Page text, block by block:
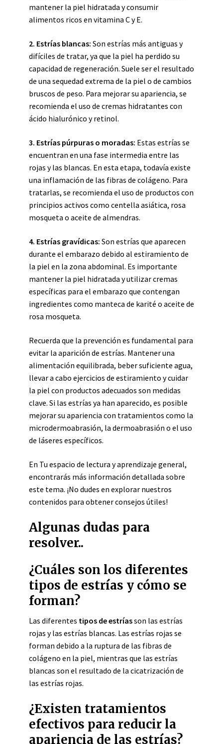
mantener la piel hidratada y consumir
alimentos ricos en vitamina C y E.
2. Estrías blancas: Son estrías más antiguas y
difíciles de tratar, ya que la piel ha perdido su
capacidad de regeneración. Suele ser el resultado
de una sequedad extrema de la piel o de cambios
bruscos de peso. Para mejorar su apariencia, se
recomienda el uso de cremas hidratantes con
ácido hialurónico y retinol.
3. Estrías púrpuras o moradas: Estas estrías se
encuentran en una fase intermedia entre las
rojas y las blancas. En esta etapa, todavía existe
una inflamación de las fibras de colágeno. Para
tratarlas, se recomienda el uso de productos con
principios activos como centella asiática, rosa
mosqueta o aceite de almendras.
4. Estrías gravídicas: Son estrías que aparecen
durante el embarazo debido al estiramiento de
la piel en la zona abdominal. Es importante
mantener la piel hidratada y utilizar cremas
específicas para el embarazo que contengan
ingredientes como manteca de karité o aceite de
rosa mosqueta.
Recuerda que la prevención es fundamental para
evitar la aparición de estrías. Mantener una
alimentación equilibrada, beber suficiente agua,
llevar a cabo ejercicios de estiramiento y cuidar
la piel con productos adecuados son medidas
clave. Si las estrías ya han aparecido, es posible
mejorar su apariencia con tratamientos como la
microdermoabrasión, la dermoabrasión o el uso
de láseres específicos.
En Tu espacio de lectura y aprendizaje general,
encontrarás más información detallada sobre
este tema. ¡No dudes en explorar nuestros
contenidos para obtener consejos útiles!
Algunas dudas para
resolver..
¿Cuáles son los diferentes
tipos de estrías y cómo se
forman?
Las diferentes tipos de estríasson las estrías
rojas y las estrías blancas. Las estrías rojas se
forman debido a la ruptura de las fibras de
colágeno en la piel, mientras que las estrías
blancas son el resultado de la cicatrización de
las estrías rojas.
¿Existen tratamientos
efectivos para reducir la
apariencia de las estrías?